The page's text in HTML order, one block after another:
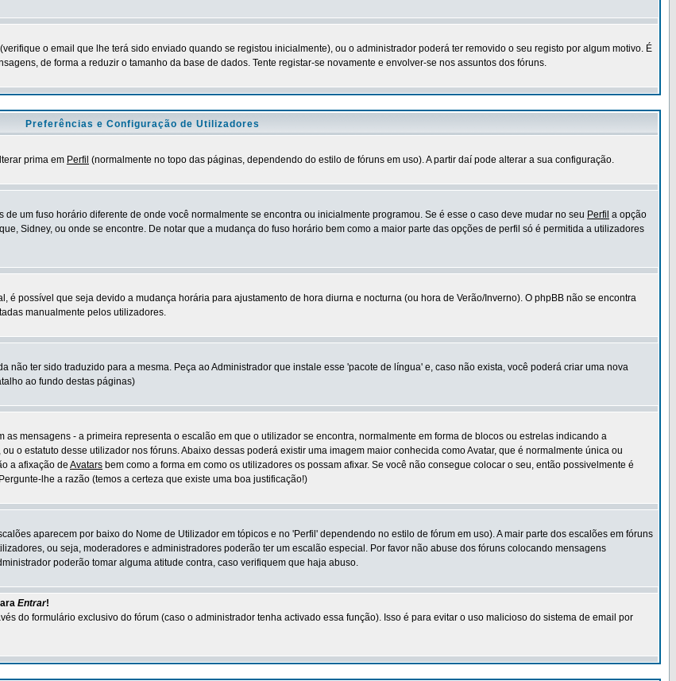
o email que lhe terá sido enviado quando se registou inicialmente), ou o administrador poderá ter removido o seu registo por algum motivo. É
de forma a reduzir o tamanho da base de dados. Tente registar-se novamente e envolver-se nos assuntos dos fóruns.
Preferências e Configuração de Utilizadores
prima em Perfil (normalmente no topo das páginas, dependendo do estilo de fóruns em uso). A partir daí pode alterar a sua configuração.
um fuso horário diferente de onde você normalmente se encontra ou inicialmente programou. Se é esse o caso deve mudar no seu Perfil a opção
Sidney, ou onde se encontre. De notar que a mudança do fuso horário bem como a maior parte das opções de perfil só é permitida a utilizadores
é possível que seja devido a mudança horária para ajustamento de hora diurna e nocturna (ou hora de Verão/Inverno). O phpBB não se encontra
manualmente pelos utilizadores.
ter sido traduzido para a mesma. Peça ao Administrador que instale esse 'pacote de língua' e, caso não exista, você poderá criar uma nova
ao fundo destas páginas)
mensagens - a primeira representa o escalão em que o utilizador se encontra, normalmente em forma de blocos ou estrelas indicando a
o estatuto desse utilizador nos fóruns. Abaixo dessas poderá existir uma imagem maior conhecida como Avatar, que é normalmente única ou
a afixação de Avatars bem como a forma em como os utilizadores os possam afixar. Se você não consegue colocar o seu, então possivelmente é
lhe a razão (temos a certeza que existe uma boa justificação!)
aparecem por baixo do Nome de Utilizador em tópicos e no 'Perfil' dependendo no estilo de fórum em uso). A mair parte dos escalões em fóruns
ou seja, moderadores e administradores poderão ter um escalão especial. Por favor não abuse dos fóruns colocando mensagens
poderão tomar alguma atitude contra, caso verifiquem que haja abuso.
Entrar!
do formulário exclusivo do fórum (caso o administrador tenha activado essa função). Isso é para evitar o uso malicioso do sistema de email por